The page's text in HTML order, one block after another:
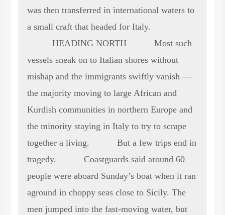
was then transferred in international waters to
a small craft that headed for Italy.
HEADING NORTH Most such
vessels sneak on to Italian shores without
mishap and the immigrants swiftly vanish —
the majority moving to large African and
Kurdish communities in northern Europe and
the minority staying in Italy to try to scrape
together a living. But a few trips end in
tragedy. Coastguards said around 60
people were aboard Sunday’s boat when it ran
aground in choppy seas close to Sicily. The
men jumped into the fast-moving water, but